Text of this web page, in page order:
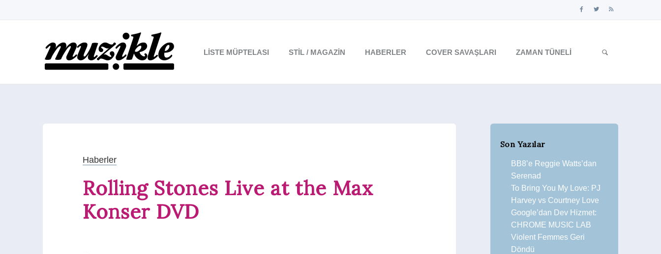
LISTE MÜPTELASI STIL / MAGAZIN HABERLER COVER SAVAŞLARI ZAMAN TÜNELI
Haberler
Rolling Stones Live at the Max
Konser DVD
Son Yazılar
BB8’e Reggie Watts’dan
Serenad
To Bring You My Love: PJ
Harvey vs Courtney Love
Google’dan Dev Hizmet:
CHROME MUSIC LAB
Violent Femmes Geri
Döndü